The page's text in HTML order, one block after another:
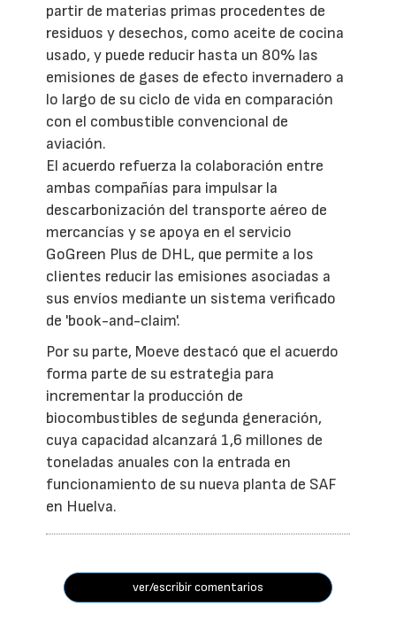
partir de materias primas procedentes de
residuos y desechos, como aceite de cocina
usado, y puede reducir hasta un 80% las
emisiones de gases de efecto invernadero a
lo largo de su ciclo de vida en comparación
con el combustible convencional de
aviación.
El acuerdo refuerza la colaboración entre
ambas compañías para impulsar la
descarbonización del transporte aéreo de
mercancías y se apoya en el servicio
GoGreen Plus de DHL, que permite a los
clientes reducir las emisiones asociadas a
sus envíos mediante un sistema verificado
de 'book-and-claim'.
Por su parte, Moeve destacó que el acuerdo
forma parte de su estrategia para
incrementar la producción de
biocombustibles de segunda generación,
cuya capacidad alcanzará 1,6 millones de
toneladas anuales con la entrada en
funcionamiento de su nueva planta de SAF
en Huelva.
ver/escribir comentarios